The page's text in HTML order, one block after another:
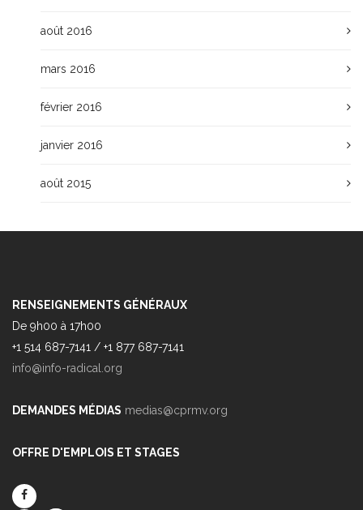
août 2016
mars 2016
février 2016
janvier 2016
août 2015
RENSEIGNEMENTS GÉNÉRAUX
De 9h00 à 17h00
+1 514 687-7141 / +1 877 687-7141
info@info-radical.org
DEMANDES MÉDIAS medias@cprmv.org
OFFRE D'EMPLOIS ET STAGES